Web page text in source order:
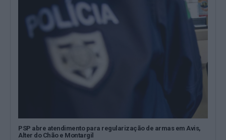
PSP abre atendimento para regularização de armas em Avis,
Alter do Chão e Montargil